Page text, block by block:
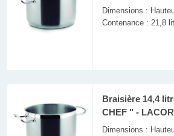
Dimensions :
Contenance : 21,8
Braisière 14,4
CHEF " - LACOR
Dimensions :